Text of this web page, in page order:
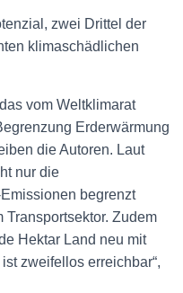
zwei Drittel der
klimaschädlichen
vom Weltklimarat
Erderwärmung
die Autoren. Laut
nur die
begrenzt
Zudem
Hektar Land neu mit
zweifellos erreichbar“,